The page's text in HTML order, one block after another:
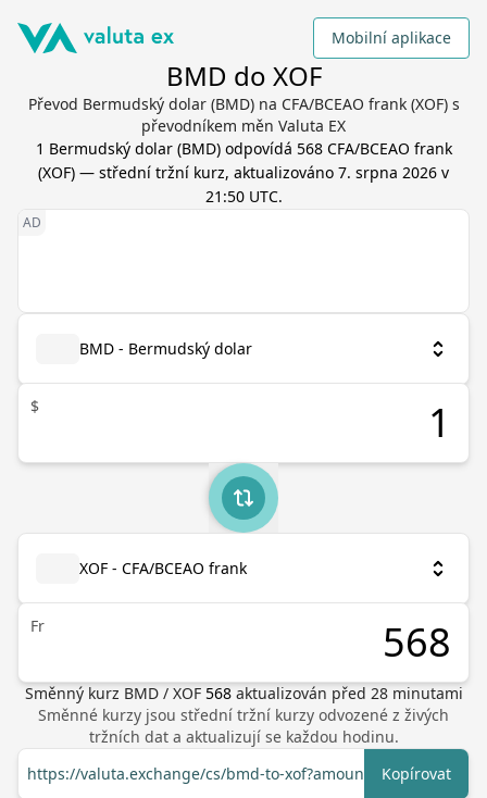
Mobilní aplikace
BMD do XOF
Převod Bermudský dolar (BMD) na CFA/BCEAO frank (XOF) s
převodníkem měn Valuta EX
1 Bermudský dolar(BMD) odpovídá 568 CFA/BCEAO frank
(XOF) — střední tržní kurz, aktualizováno 7. srpna 2026 v
21:50 UTC.
BMD - Bermudský dolar
$
XOF - CFA/BCEAO frank
Fr
Směnný kurz BMD/ XOF 568 aktualizován před 28minutami
Směnné kurzy jsou střední tržní kurzy odvozené z živých
tržních dat a aktualizují se každou hodinu.
https://valuta.exchange/cs/bmd-to-xof?amount=1Kopírovat